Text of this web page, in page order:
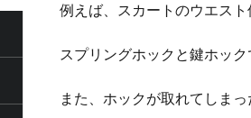
例えば、スカートのウエス
スプリングホックと鍵ホッ
また、ホックが取れてしまっ